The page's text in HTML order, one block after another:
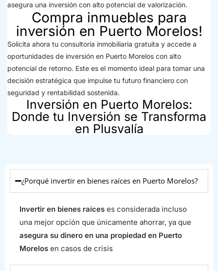
asegura una inversión con alto potencial de valorización.
Compra inmuebles para
inversión en Puerto Morelos!
Solicita ahora tu consultoría inmobiliaria gratuita y accede a
oportunidades de inversión en Puerto Morelos con alto
potencial de retorno. Este es el momento ideal para tomar una
decisión estratégica que impulse tu futuro financiero con
seguridad y rentabilidad sostenida.
Inversión en Puerto Morelos:
Donde tu Inversión se Transforma
en Plusvalía
¿Porqué invertir en bienes raíces en Puerto Morelos?
Invertir en bienes raíces es considerada incluso
una mejor opción que únicamente ahorrar, ya que
asegura su dinero en una propiedad en Puerto
Morelos en casos de crisis